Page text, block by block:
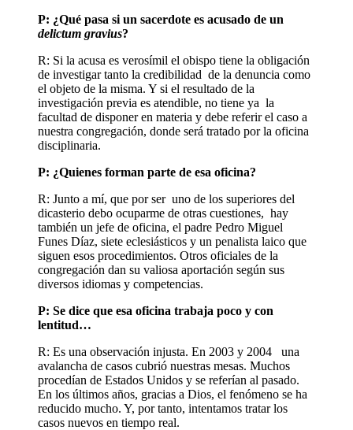
P: ¿Qué pasa si un sacerdote es acusado de un
delictum gravius?
R: Si la acusa es verosímil el obispo tiene la obligación
de investigar tanto la credibilidad de la denuncia como
el objeto de la misma. Y si el resultado de la
investigación previa es atendible, no tiene ya la
facultad de disponer en materia y debe referir el caso a
nuestra congregación, donde será tratado por la oficina
disciplinaria.
P: ¿Quienes forman parte de esa oficina?
R: Junto a mí, que por ser uno de los superiores del
dicasterio debo ocuparme de otras cuestiones, hay
también un jefe de oficina, el padre Pedro Miguel
Funes Díaz, siete eclesiásticos y un penalista laico que
siguen esos procedimientos. Otros oficiales de la
congregación dan su valiosa aportación según sus
diversos idiomas y competencias.
P: Se dice que esa oficina trabaja poco y con
lentitud…
R: Es una observación injusta. En 2003 y 2004 una
avalancha de casos cubrió nuestras mesas. Muchos
procedían de Estados Unidos y se referían al pasado.
En los últimos años, gracias a Dios, el fenómeno se ha
reducido mucho. Y, por tanto, intentamos tratar los
casos nuevos en tiempo real.